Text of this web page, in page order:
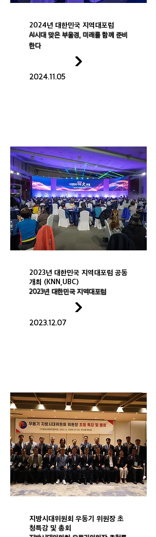
2024년 대한민국 지역대포럼
AI시대 맞은 부울경, 미래를 함께 준비
한다
2024.11.05
2023년 대한민국 지역대포럼 공동
개최 (KNN,UBC)
2023년 대한민국 지역대포럼
2023.12.07
지방시대위원회 우동기 위원장 초
청특강 및 총회